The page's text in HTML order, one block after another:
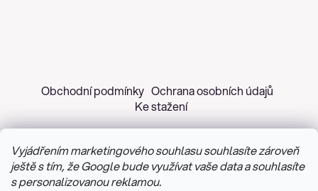
Vyjádřením marketingového souhlasu souhlasíte zároveň
ještě s tím, že Google bude využívat vaše data a souhlasíte
s personalizovanou reklamou.
Obchodní podmínky Ochrana osobních údajů
Ke stažení